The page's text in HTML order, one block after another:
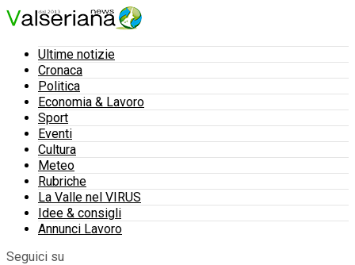
Ultime notizie
Cronaca
Politica
Economia & Lavoro
Sport
Eventi
Cultura
Meteo
Rubriche
La Valle nel VIRUS
Idee & consigli
Annunci Lavoro
Seguici su